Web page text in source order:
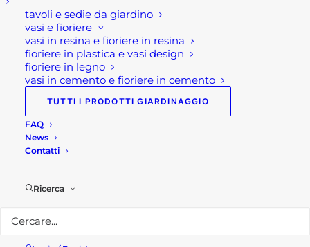
tavoli e sedie da giardino
vasi e fioriere
vasi in resina e fioriere in resina
fioriere in plastica e vasi design
fioriere in legno
vasi in cemento e fioriere in cemento
TUTTI I PRODOTTI GIARDINAGGIO
FAQ
News
Contatti
Ricerca
prodotto. Sono equiparate a norma europea alle
catene da neve.
Caratteristiche tecniche:
• Disponibili in due taglie M e L
• Tessuto acrilico tecnico
• Resistenza elevata
• Lavabili e riutilizzabili
• Installazione rapida
Per maggiori informazioni